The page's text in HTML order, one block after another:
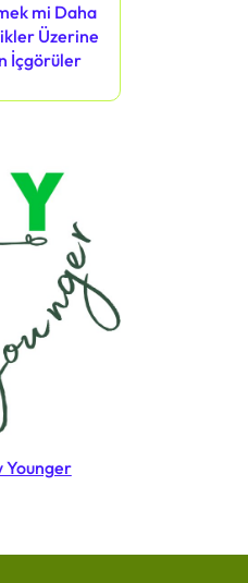
mi Daha
Üzerine
İçgörüler
Younger